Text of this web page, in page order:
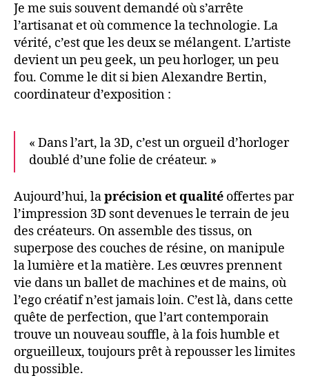
Je me suis souvent demandé où s’arrête
l’artisanat et où commence la technologie. La
vérité, c’est que les deux se mélangent. L’artiste
devient un peu geek, un peu horloger, un peu
fou. Comme le dit si bien Alexandre Bertin,
coordinateur d’exposition :
« Dans l’art, la 3D, c’est un orgueil d’horloger
doublé d’une folie de créateur. »
Aujourd’hui, laprécision et qualité offertes par
l’impression 3D sont devenues le terrain de jeu
des créateurs. On assemble des tissus, on
superpose des couches de résine, on manipule
la lumière et la matière. Les œuvres prennent
vie dans un ballet de machines et de mains, où
l’ego créatif n’est jamais loin. C’est là, dans cette
quête de perfection, que l’art contemporain
trouve un nouveau souffle, à la fois humble et
orgueilleux, toujours prêt à repousser les limites
du possible.